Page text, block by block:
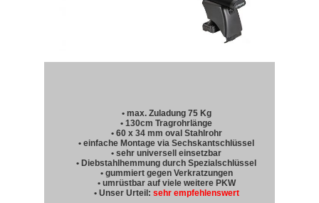
• max. Zuladung 75 Kg
• 130cm Tragrohrlänge
• 60 x 34 mm oval Stahlrohr
• einfache Montage via Sechskantschlüssel
• sehr universell einsetzbar
• Diebstahlhemmung durch Spezialschlüssel
• gummiert gegen Verkratzungen
• umrüstbar auf viele weitere PKW
• Unser Urteil: sehr empfehlenswert